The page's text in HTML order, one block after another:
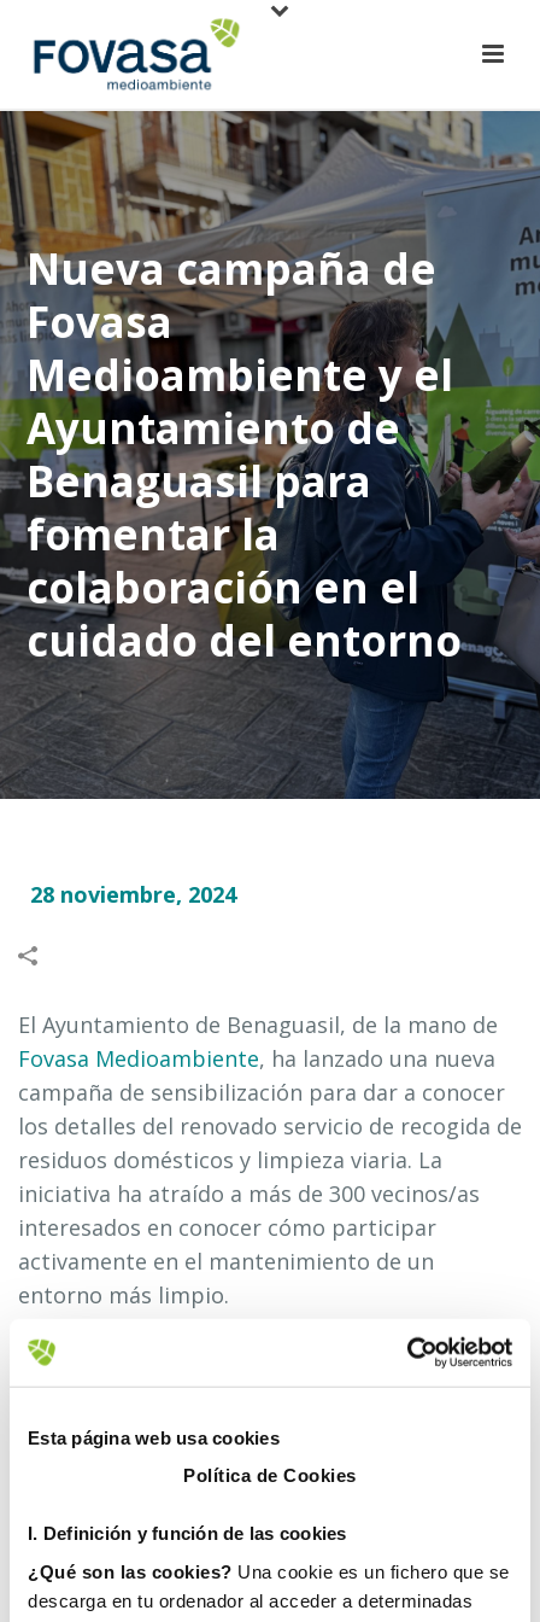
Esta página web usa cookies
Política de Cookies
I. Definición y función de las cookies
¿Qué son las cookies? Una cookie es un fichero que se
descarga en tu ordenador al acceder a determinadas
Nueva campaña de
Fovasa
Medioambiente y el
Ayuntamiento de
Benaguasil para
fomentar la
colaboración en el
cuidado del entorno
28 noviembre, 2024
El Ayuntamiento de Benaguasil, de la mano de
Fovasa Medioambiente, ha lanzado una nueva
campaña de sensibilización para dar a conocer
los detalles del renovado servicio de recogida de
residuos domésticos y limpieza viaria. La
iniciativa ha atraído a más de 300 vecinos/as
interesados en conocer cómo participar
activamente en el mantenimiento de un
entorno más limpio.
El punto informativo, instalado
estratégicamente en el mercado municipal, ha
servicios implementados por Fovasa
Medioambiente. Entre ellos destaca el baldeo
de calles tres días a la semana (lunes, miércoles
barredoras energéticamente sostenibles de